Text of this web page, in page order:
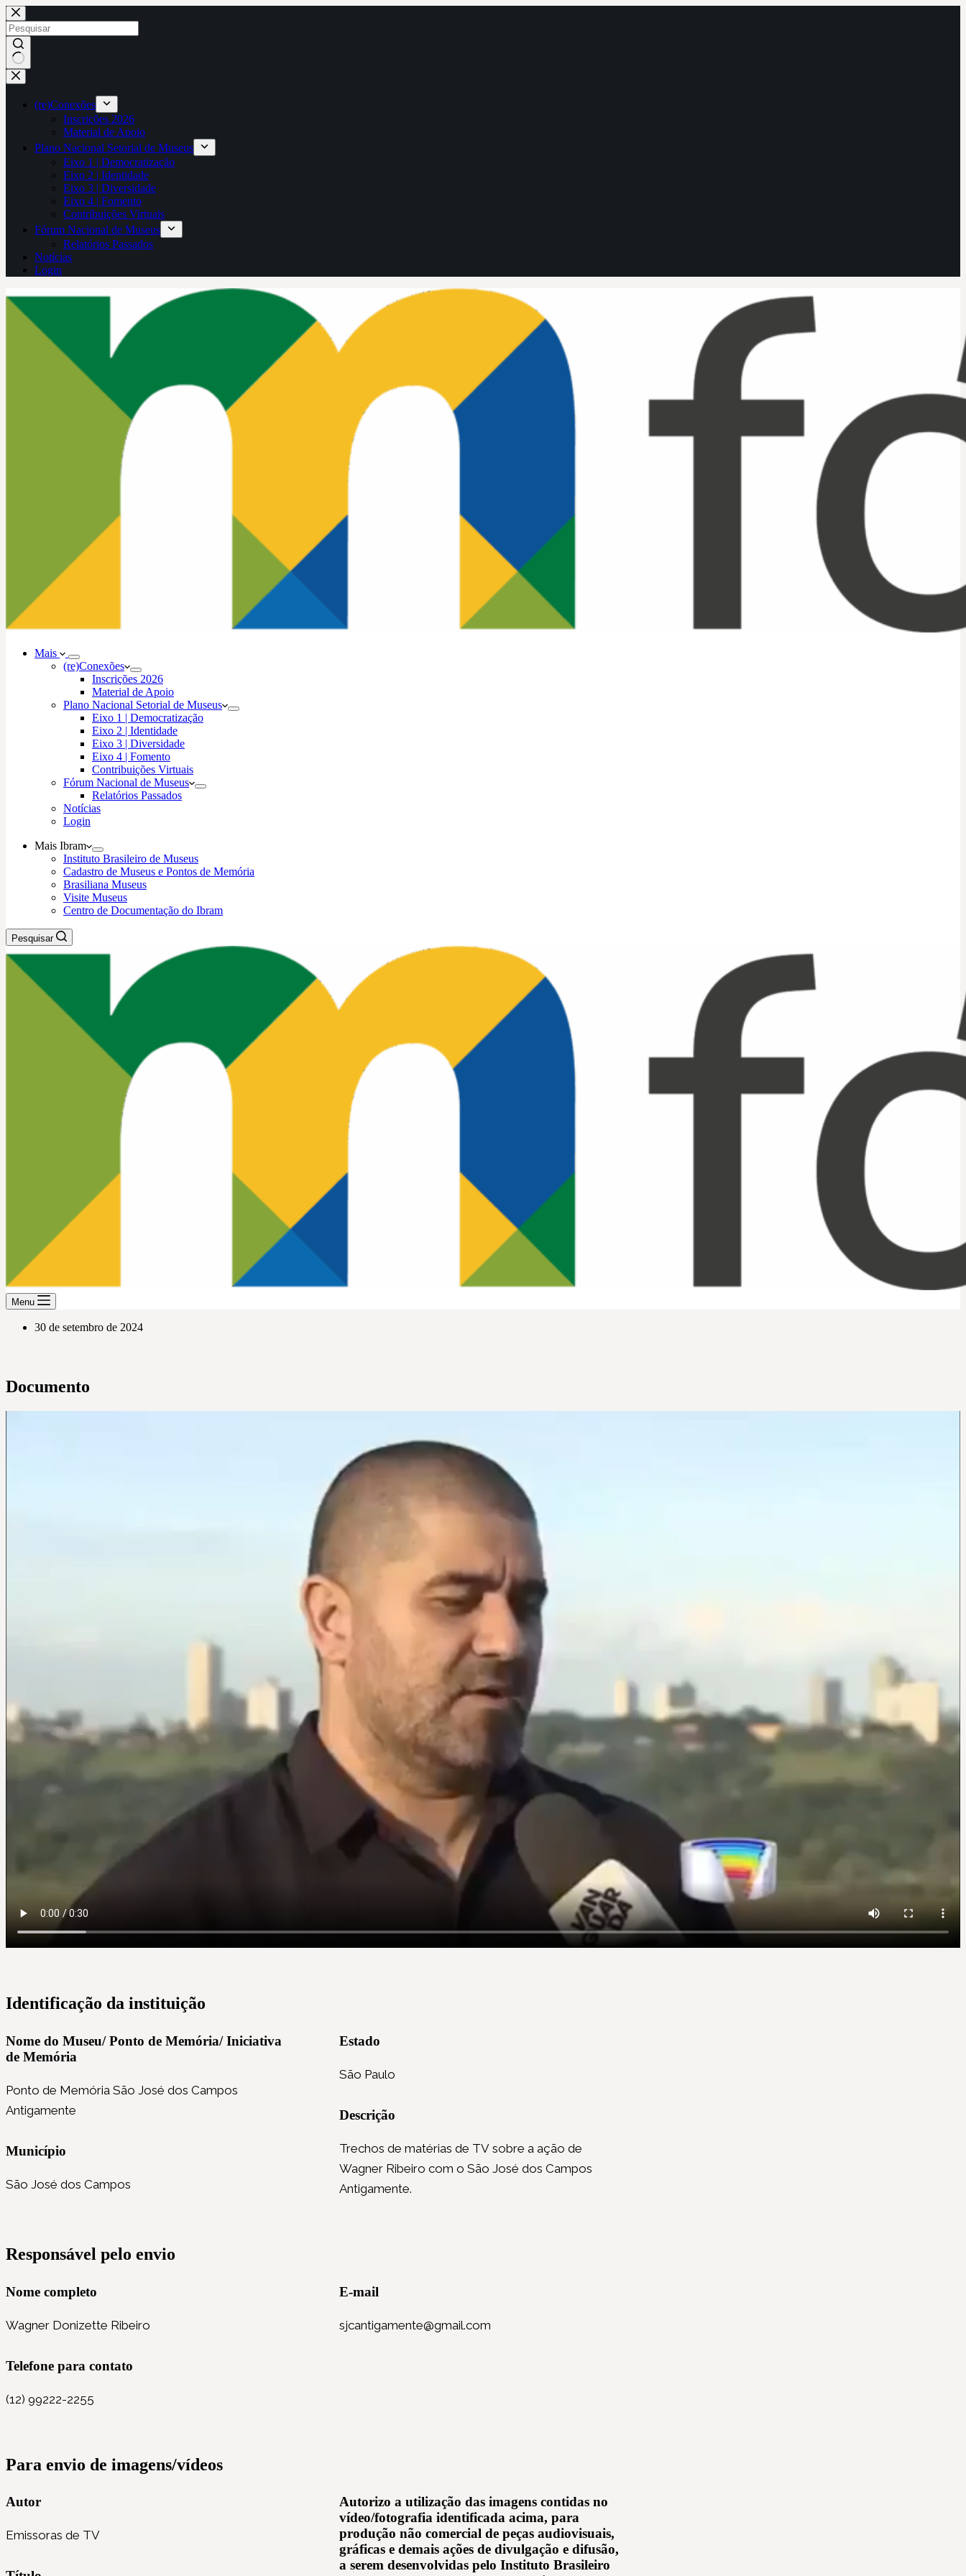
Pular
para
o
conteúdo
Sem
resultados
(re)Conexões
Inscrições 2026
Material de Apoio
Plano Nacional Setorial de Museus
Eixo 1 | Democratização
Eixo 2 | Identidade
Eixo 3 | Diversidade
Eixo 4 | Fomento
Contribuições Virtuais
Fórum Nacional de Museus
Relatórios Passados
Notícias
Login
Mais
(re)Conexões
Inscrições 2026
Material de Apoio
Plano Nacional Setorial de Museus
Eixo 1 | Democratização
Eixo 2 | Identidade
Eixo 3 | Diversidade
Eixo 4 | Fomento
Contribuições Virtuais
Fórum Nacional de Museus
Relatórios Passados
Notícias
Login
Mais Ibram
Instituto Brasileiro de Museus
Cadastro de Museus e Pontos de Memória
Brasiliana Museus
Visite Museus
Centro de Documentação do Ibram
Pesquisar
Menu
30 de setembro de 2024
Documento
Identificação da instituição
Nome do Museu/ Ponto de Memória/ Iniciativa
de Memória
Ponto de Memória São José dos Campos
Antigamente
Município
São José dos Campos
Estado
São Paulo
Descrição
Trechos de matérias de TV sobre a ação de
Wagner Ribeiro com o São José dos Campos
Antigamente.
Responsável pelo envio
Nome completo
Wagner Donizette Ribeiro
Telefone para contato
(12) 99222-2255
E-mail
sjcantigamente@gmail.com
Para envio de imagens/vídeos
Autor
Emissoras de TV
Autorizo a utilização das imagens contidas no
vídeo/fotografia identificada acima, para
produção não comercial de peças audiovisuais,
gráficas e demais ações de divulgação e difusão,
a serem desenvolvidas pelo Instituto Brasileiro